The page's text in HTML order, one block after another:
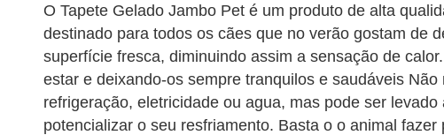
O Tapete Gelado Jambo Pet é um produto de alta
destinado para todos os cães que no verão gostam de
superfície fresca, diminuindo assim a sensação de
estar e deixando-os sempre tranquilos e saudáveis Não
refrigeração, eletricidade ou agua, mas pode ser levado
potencializar o seu resfriamento. Basta o o animal fazer